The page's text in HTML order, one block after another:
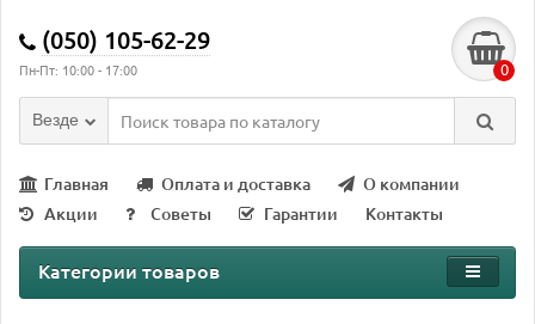
(050) 105-62-29
Пн-Пт: 10:00 - 17:00 0
Везде
Главная Оплата и доставка
О компании
Акции
Советы Гарантии Контакты
Категории товаров